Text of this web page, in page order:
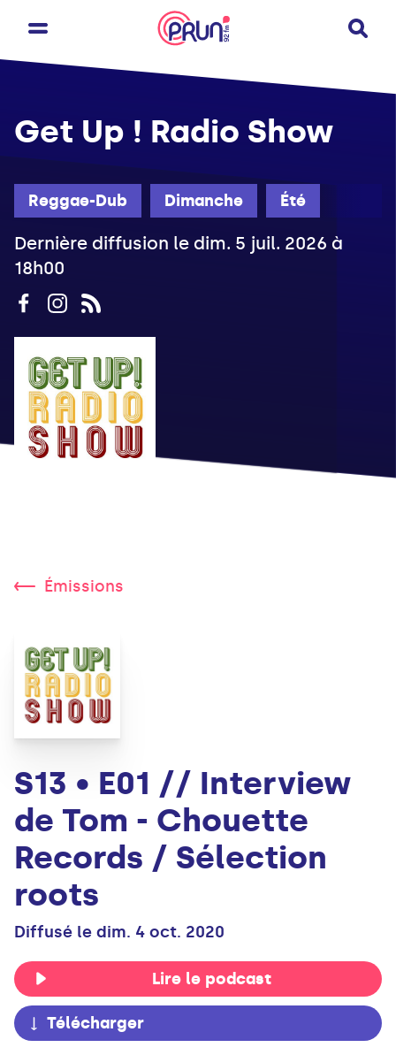
Reggae-Dub Dimanche Été
Get Up ! Radio Show
Dernière diffusion le dim. 5 juil. 2026 à
18h00
Émissions
S13 • E01 // Interview
de Tom - Chouette
Records / Sélection
roots
Diffusé le dim. 4 oct. 2020
Lire le podcast
Télécharger